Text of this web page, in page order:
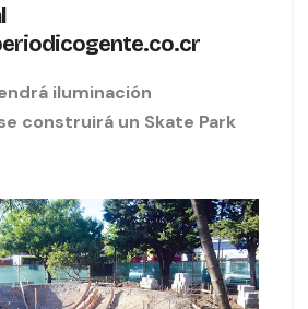
iluminación
construirá un Skate Park